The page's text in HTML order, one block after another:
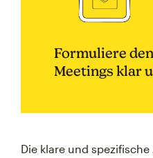
Formuliere
Meetings klar
Die klare und